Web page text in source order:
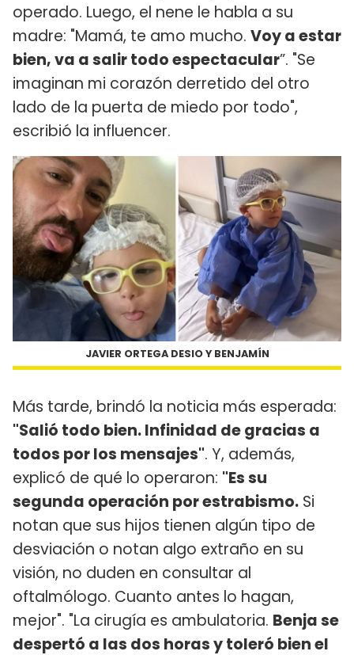
operado. Luego, el nene le habla a su
madre: "Mamá, te amo mucho. Voy a estar
bien, va a salir todo espectacular”. "Se
imaginan mi corazón derretido del otro
lado de la puerta de miedo por todo",
escribió la influencer.
JAVIER ORTEGA DESIO Y BENJAMÍN
Más tarde, brindó la noticia más esperada:
"Salió todo bien. Infinidad de gracias a
todos por los mensajes". Y, además,
explicó de qué lo operaron: "Es su
segunda operación por estrabismo. Si
notan que sus hijos tienen algún tipo de
desviación o notan algo extraño en su
visión, no duden en consultar al
oftalmólogo. Cuanto antes lo hagan,
mejor". "La cirugía es ambulatoria. Benja se
despertó a las dos horas y toleró bien el